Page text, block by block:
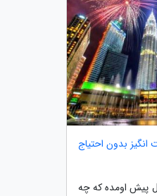
بدون احتیاج
پیش اومده که چه